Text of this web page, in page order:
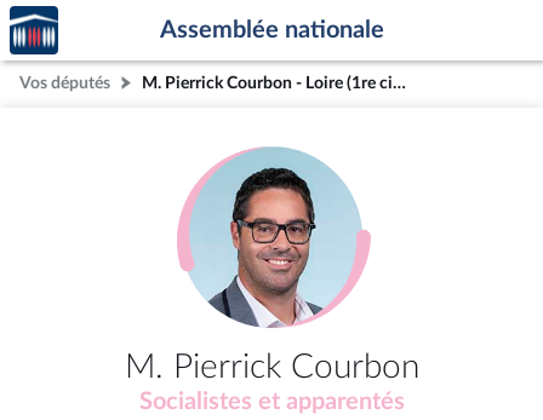
Aller au contenu
Aller en bas de la page
Accèder
à la
page
d'accueil
Assemblée nationale
Vos députés M. Pierrick Courbon - Loire (1re circonscription)
M. Pierrick Courbon
Socialistes et apparentés